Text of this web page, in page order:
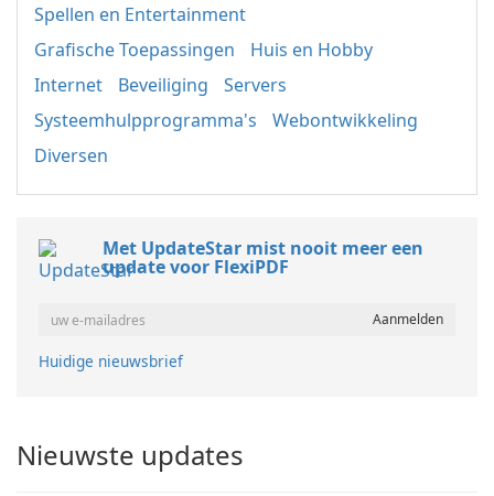
Spellen en Entertainment
Grafische Toepassingen
Huis en Hobby
Internet
Beveiliging
Servers
Systeemhulpprogramma's
Webontwikkeling
Diversen
Met UpdateStar mist nooit meer een
update voor FlexiPDF
Huidige nieuwsbrief
Nieuwste updates